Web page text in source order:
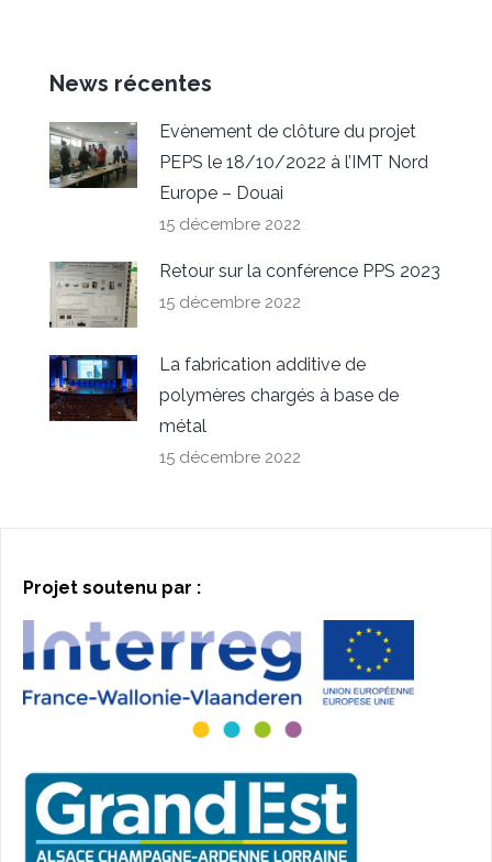
News récentes
Evènement de clôture du projet
PEPS le 18/10/2022 à l’IMT Nord
Europe – Douai
15 décembre 2022
Retour sur la conférence PPS 2023
15 décembre 2022
La fabrication additive de
polymères chargés à base de
métal
15 décembre 2022
Projet soutenu par :